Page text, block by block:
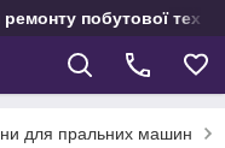
побутової
для пральних машин